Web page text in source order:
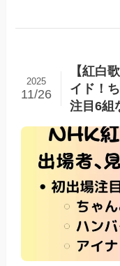
【紅白
イド！
注目6組
2025
11/26